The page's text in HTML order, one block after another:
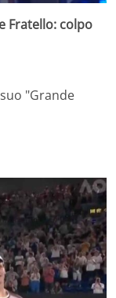
Fratello: colpo
"Grande